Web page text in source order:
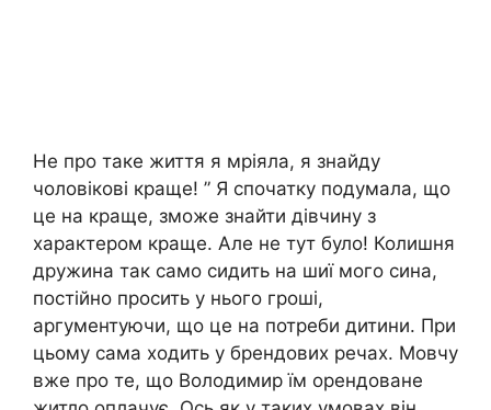
Не про таке життя я мріяла, я знайду
чоловікові краще! ” Я спочатку подумала, що
це на краще, зможе знайти дівчину з
характером краще. Але не тут було! Колишня
дружина так само сидить на шиї мого сина,
постійно просить у нього гроші,
аргументуючи, що це на потреби дитини. При
цьому сама ходить у брендових речах. Мовчу
вже про те, що Володимир їм орендоване